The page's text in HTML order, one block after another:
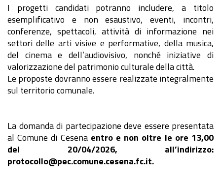
I progetti candidati potranno includere, a titolo
esemplificativo e non esaustivo, eventi, incontri,
conferenze, spettacoli, attività di informazione nei
settori delle arti visive e performative, della musica,
del cinema e dell’audiovisivo, nonché iniziative di
valorizzazione del patrimonio culturale della città.
Le proposte dovranno essere realizzate integralmente
sul territorio comunale.
La domanda di partecipazione deve essere presentata
al Comune di Cesena entro e non oltre le ore 13,00
del 20/04/2026, all’indirizzo:
protocollo@pec.comune.cesena.fc.it.